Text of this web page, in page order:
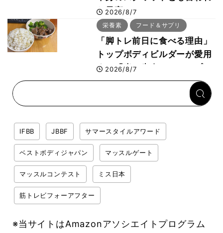
た最高マシン“ノーチラス・
プルオーバーマシン”とは？
2026/8/7
栄養素 フード＆サプリ
「脚トレ前日に食べる理由」
トップボディビルダーが愛用
する「米＋牛肉」のシンプル
回復メシとは？
2026/8/7
IFBB JBBF サマースタイルアワード
ベストボディジャパン マッスルゲート
マッスルコンテスト ミス日本
筋トレビフォーアフター
※当サイトはAmazonアソシエイトプログラム